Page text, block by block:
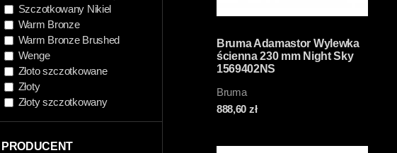
Szczotkowany Nikiel
Warm Bronze
Warm Bronze Brushed
Wenge
Złoto szczotkowane
Złoty
Złoty szczotkowany
PRODUCENT
Bruma Adamastor Wylewka
ścienna 230 mm Night Sky
1569402NS
Bruma
888,60 zł